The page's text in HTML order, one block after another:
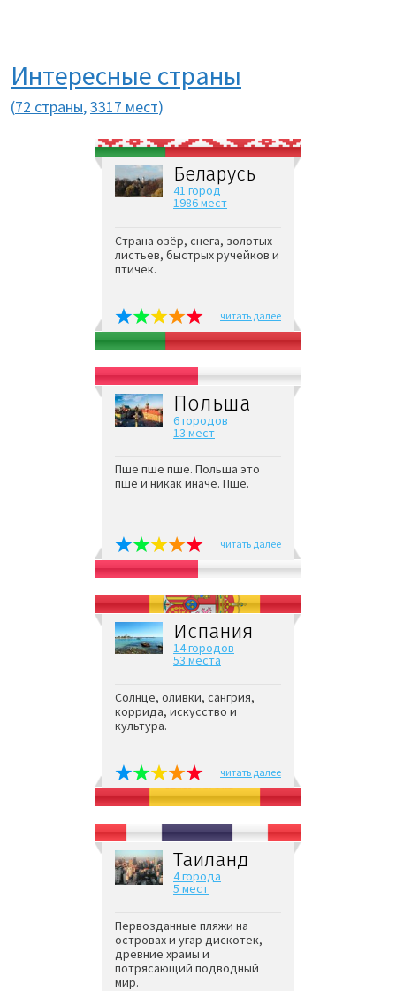
Интересные страны
(72 страны,3317 мест)
Беларусь
41 город
1986 мест
Страна озёр, снега, золотых
листьев, быстрых ручейков и
птичек.
читать далее
Польша
6 городов
13 мест
Пше пше пше. Польша это
пше и никак иначе. Пше.
читать далее
Испания
14 городов
53 места
Солнце, оливки, сангрия,
коррида, искусство и
культура.
читать далее
Таиланд
4 города
5 мест
Первозданные пляжи на
островах и угар дискотек,
древние храмы и
потрясающий подводный
мир.